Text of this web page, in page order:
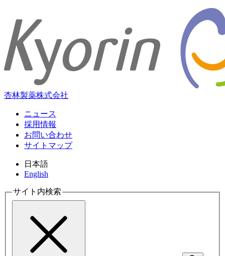
杏林製薬株式会社
ニュース
採用情報
お問い合わせ
サイトマップ
日本語
English
サイト内検索